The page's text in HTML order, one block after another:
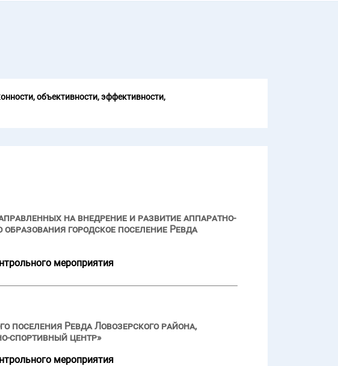
объективности, эффективности,
на внедрение и развитие аппаратно-
городское поселение Ревда
мероприятия
поселения Ревда Ловозерского района,
спортивный центр»
мероприятия